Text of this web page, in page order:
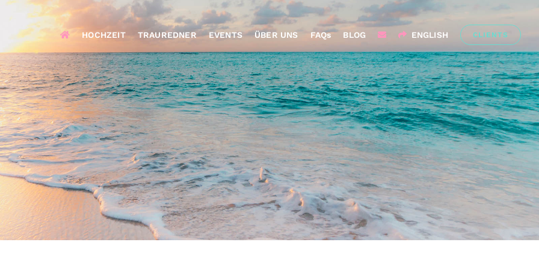
HOCHZEIT TRAUREDNER EVENTS ÜBER UNS FAQs BLOG ENGLISH CLIENTS